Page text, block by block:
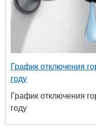
График отключения
году
График отключения
году